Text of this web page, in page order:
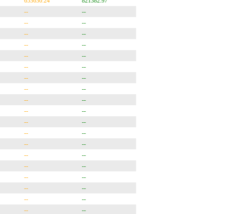
--
--
--
--
--
--
--
--
--
--
--
--
--
--
--
--
--
--
--
--
--
--
--
--
--
--
--
--
--
--
--
--
--
--
--
--
--
--